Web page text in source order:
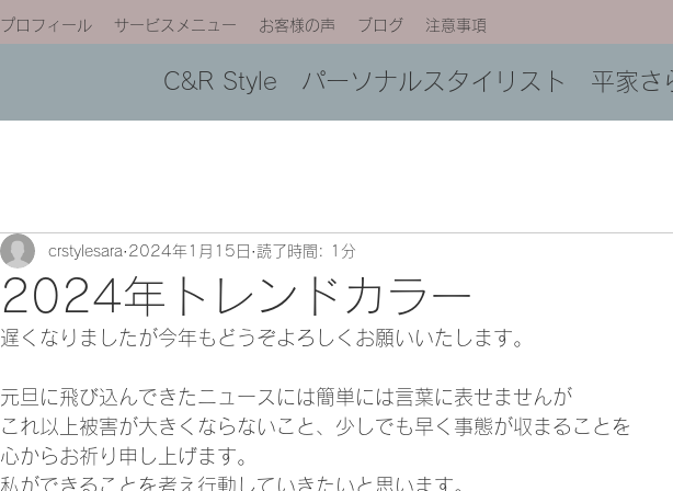
プロフィール サービスメニュー お客様の声 ブログ 注意事項
C&R Style パーソナルスタイリスト 平家さ
2024年トレンドカラー
crstylesara 2024年1月15日 読了時間: 1分
遅くなりましたが今年もどうぞよろしくお願いいたします。
元旦に飛び込んできたニュースには簡単には言葉に表せませんが
これ以上被害が大きくならないこと、少しでも早く事態が収まることを
心からお祈り申し上げます。
私ができることを考え行動していきたいと思います。